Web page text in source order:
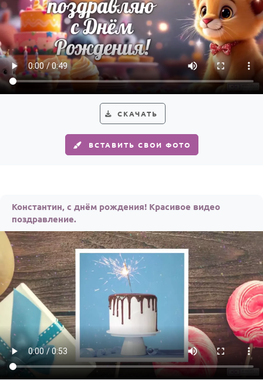
Пожелания
По именам
По годам
СКАЧАТЬ
ВСТАВИТЬ СВОИ ФОТО
Константин, с днём рождения! Красивое видео
поздравление.